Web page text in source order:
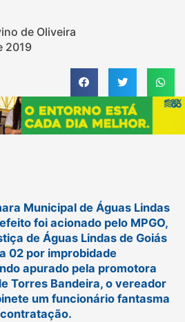
de Oliveira
2019
Municipal de Águas Lindas
foi acionado pelo MPGO,
de Águas Lindas de Goiás
02 por improbidade
apurado pela promotora
Torres Bandeira, o vereador
um funcionário fantasma